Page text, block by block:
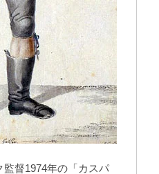
督1974年の「カスパ